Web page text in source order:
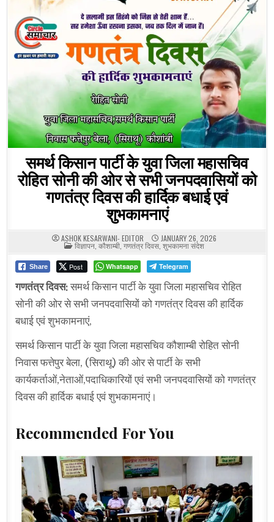
समर्थ किसान पार्टी के युवा जिला महासचिव
रोहित सोनी की ओर से सभी जनपदवासियों को
गणतंत्र दिवस की हार्दिक बधाई एवं
शुभकामनाएं
ASHOK KESARWANI- EDITOR JANUARY 26, 2026
POSTED
IN
विज्ञापन, कौशाम्बी,गणतंत्र दिवस, शुभकामना संदेश
Share Post Whatsapp Telegram
गणतंत्र दिवस:समर्थ किसान पार्टी के युवा जिला महासचिव रोहित
सोनी की ओर से सभी जनपदवासियों को गणतंत्र दिवस की हार्दिक
बधाई एवं शुभकामनाएं,
समर्थ किसान पार्टी के युवा जिला महासचिव कौशाम्बी रोहित सोनी
निवास फत्तेपुर बेला, (सिराथू) की ओर से पार्टी के सभी
कार्यकर्ताओं,नेताओं,पदाधिकारियों एवं सभी जनपदवासियों को गणतंत्र
दिवस की हार्दिक बधाई एवं शुभकामनाएं।
Recommended For You